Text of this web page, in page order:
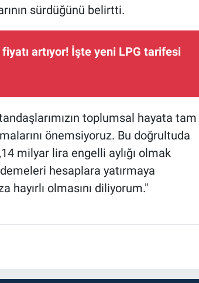
sürdüğünü belirtti.
artıyor! İşte yeni LPG tarifesi
toplumsal hayata tam
önemsiyoruz. Bu doğrultuda
milyar lira engelli aylığı olmak
hesaplara yatırmaya
hayırlı olmasını diliyorum."